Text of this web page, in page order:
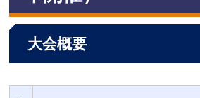
大会概要